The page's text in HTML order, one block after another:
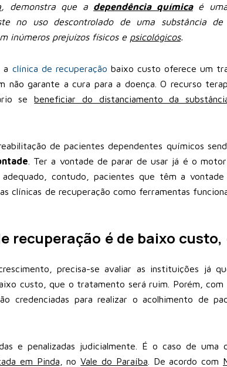
, demonstra que a dependência químicaé uma
no uso descontrolado de uma substância de
inúmeros prejuízos físicos e psicológicos.
a clínica de recuperação baixo custo oferece um
não garante a cura para a doença. O recurso
sebeneficiar do distanciamento da
de pacientes dependentes químicos
. Ter a vontade de parar de usar já é o
contudo, pacientes que têm a vontade
clínicas de recuperação como ferramentas
recuperação é de baixo custo,
precisa-se avaliar as instituições já
custo, que o tratamento será ruim. Porém, com
credenciadas para realizar o acolhimento de
e penalizadas judicialmente. É o caso de uma
em Pinda , noVale do Paraíba . De acordo com